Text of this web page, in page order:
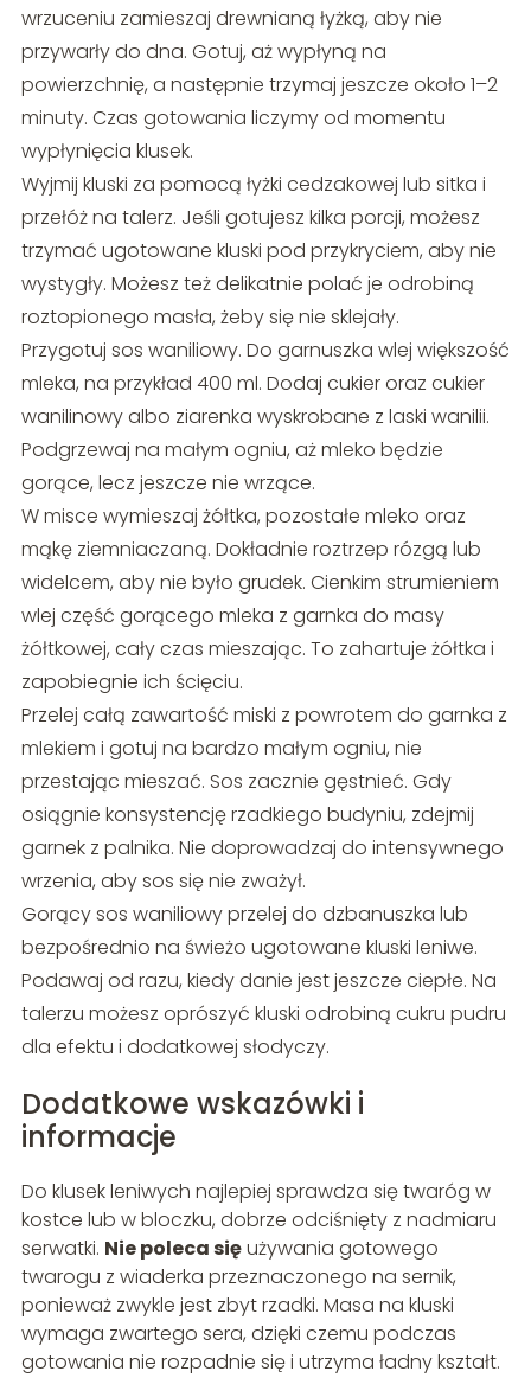
wrzuceniu zamieszaj drewnianą łyżką, aby nie
przywarły do dna. Gotuj, aż wypłyną na
powierzchnię, a następnie trzymaj jeszcze około 1–2
minuty. Czas gotowania liczymy od momentu
wypłynięcia klusek.
Wyjmij kluski za pomocą łyżki cedzakowej lub sitka i
przełóż na talerz. Jeśli gotujesz kilka porcji, możesz
trzymać ugotowane kluski pod przykryciem, aby nie
wystygły. Możesz też delikatnie polać je odrobiną
roztopionego masła, żeby się nie sklejały.
Przygotuj sos waniliowy. Do garnuszka wlej większość
mleka, na przykład 400 ml. Dodaj cukier oraz cukier
wanilinowy albo ziarenka wyskrobane z laski wanilii.
Podgrzewaj na małym ogniu, aż mleko będzie
gorące, lecz jeszcze nie wrzące.
W misce wymieszaj żółtka, pozostałe mleko oraz
mąkę ziemniaczaną. Dokładnie roztrzep rózgą lub
widelcem, aby nie było grudek. Cienkim strumieniem
wlej część gorącego mleka z garnka do masy
żółtkowej, cały czas mieszając. To zahartuje żółtka i
zapobiegnie ich ścięciu.
Przelej całą zawartość miski z powrotem do garnka z
mlekiem i gotuj na bardzo małym ogniu, nie
przestając mieszać. Sos zacznie gęstnieć. Gdy
osiągnie konsystencję rzadkiego budyniu, zdejmij
garnek z palnika. Nie doprowadzaj do intensywnego
wrzenia, aby sos się nie zważył.
Gorący sos waniliowy przelej do dzbanuszka lub
bezpośrednio na świeżo ugotowane kluski leniwe.
Podawaj od razu, kiedy danie jest jeszcze ciepłe. Na
talerzu możesz oprószyć kluski odrobiną cukru pudru
dla efektu i dodatkowej słodyczy.
Dodatkowe wskazówki i
informacje
Do klusek leniwych najlepiej sprawdza się twaróg w
kostce lub w bloczku, dobrze odciśnięty z nadmiaru
serwatki. Nie poleca sięużywania gotowego
twarogu z wiaderka przeznaczonego na sernik,
ponieważ zwykle jest zbyt rzadki. Masa na kluski
wymaga zwartego sera, dzięki czemu podczas
gotowania nie rozpadnie się i utrzyma ładny kształt.